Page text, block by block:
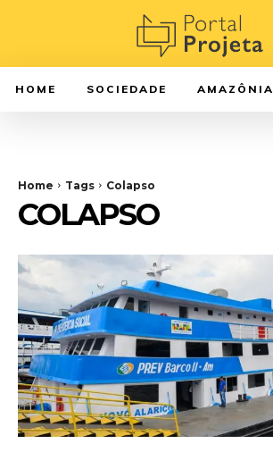
HOME SOCIEDADE AMAZÔNIA
Home Tags Colapso
COLAPSO